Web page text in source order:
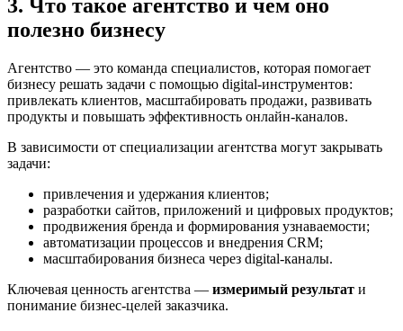
3. Что такое агентство и чем оно
полезно бизнесу
Агентство — это команда специалистов, которая помогает
бизнесу решать задачи с помощью digital-инструментов:
привлекать клиентов, масштабировать продажи, развивать
продукты и повышать эффективность онлайн-каналов.
В зависимости от специализации агентства могут закрывать
задачи:
привлечения и удержания клиентов;
разработки сайтов, приложений и цифровых продуктов;
продвижения бренда и формирования узнаваемости;
автоматизации процессов и внедрения CRM;
масштабирования бизнеса через digital-каналы.
Ключевая ценность агентства — измеримый результат и
понимание бизнес-целей заказчика.